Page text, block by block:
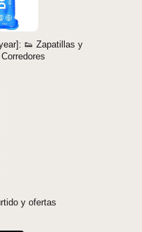
👟 Zapatillas y
y ofertas